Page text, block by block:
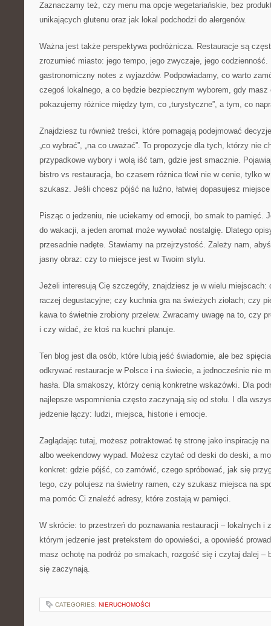
Zaznaczamy też, czy menu ma opcje wegetariańskie, bez
unikających glutenu oraz jak lokal podchodzi do alergenów.
Ważna jest także perspektywa podróżnicza. Restauracje są
zrozumieć miasto: jego tempo, jego zwyczaje, jego codzienność.
gastronomiczny notes z wyjazdów. Podpowiadamy, co warto
czegoś lokalnego, a co będzie bezpiecznym wyborem, gdy
pokazujemy różnice między tym, co „turystyczne”, a tym, co
Znajdziesz tu również treści, które pomagają podejmować
„co wybrać”, „na co uważać”. To propozycje dla tych, którzy nie
przypadkowe wybory i wolą iść tam, gdzie jest smacznie.
bistro vs restauracja, bo czasem różnica tkwi nie w cenie, tylko
szukasz. Jeśli chcesz pójść na luźno, łatwiej dopasujesz
Pisząc o jedzeniu, nie uciekamy od emocji, bo smak to pamięć.
do wakacji, a jeden aromat może wywołać nostalgię. Dlatego
przesadnie nadęte. Stawiamy na przejrzystość. Zależy nam, abyś
jasny obraz: czy to miejsce jest w Twoim stylu.
Jeżeli interesują Cię szczegóły, znajdziesz je w wielu
raczej degustacyjne; czy kuchnia gra na świeżych ziołach; czy
kawa to świetnie zrobiony przelew. Zwracamy uwagę na to, czy
i czy widać, że ktoś na kuchni planuje.
Ten blog jest dla osób, które lubią jeść świadomie, ale bez
odkrywać restauracje w Polsce i na świecie, a jednocześnie nie
hasła. Dla smakoszy, którzy cenią konkretne wskazówki. Dla
najlepsze wspomnienia często zaczynają się od stołu. I dla
jedzenie łączy: ludzi, miejsca, historie i emocje.
Zaglądając tutaj, możesz potraktować tę stronę jako inspirację
albo weekendowy wypad. Możesz czytać od deski do deski, a
konkret: gdzie pójść, co zamówić, czego spróbować, jak się
tego, czy polujesz na świetny ramen, czy szukasz miejsca na
ma pomóc Ci znaleźć adresy, które zostają w pamięci.
W skrócie: to przestrzeń do poznawania restauracji – lokalnych i
którym jedzenie jest pretekstem do opowieści, a opowieść
masz ochotę na podróż po smakach, rozgość się i czytaj dalej –
się zaczynają.
CATEGORIES: NIERUCHOMOŚCI